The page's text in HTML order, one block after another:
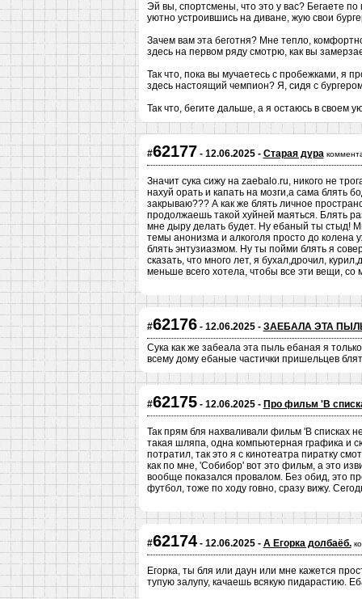
Эй вы, спортсмены, что это у вас? Бегаете по
уютно устроившись на диване, жую свои
Зачем вам эта беготня? Мне тепло,
здесь на первом ряду смотрю, как вы
Так что, пока вы мучаетесь с пробежками, я
здесь настоящий чемпион? Я, сидя с
Так что, бегите дальше, а я остаюсь в своем
#62177 - 12.06.2025 - Старая дура
Значит сука сижу на zaebalo.ru, никого не
нахуй орать и капать на мозги,а сама блять
закрываю??? А как же блять личное
продолжаешь такой хуйней маяться. Блять
мне дыру делать будет. Ну ебаный ты стыд!
темы анонизма и алкоголя просто до колена
блять энтузиазмом. Ну ты пойми блять я
сказать, что много лет, я бухал,дрочил,
меньше всего хотела, чтобы все эти вещи, со
#62176- 12.06.2025 - ЗАЕБАЛА ЭТА
Сука как же забеала эта пыль ебаная я
всему дому ебаные частички пришельцев
#62175- 12.06.2025 - Про фильм 'В
Так прям бля нахваливали фильм 'В списках
такая шляпа, одна компьютерная графика и
потратил, так это я с кинотеатра пиратку
как по мне, 'Собибор' вот это фильм, а это
вообще показался провалом. Без обид, это
футбол, тоже по ходу говно, сразу вижу.
#62174- 12.06.2025 - А Егорка долбаёб.
Егорка, ты бля или даун или мне кажется
тупую залупу, качаешь всякую пидарастию.